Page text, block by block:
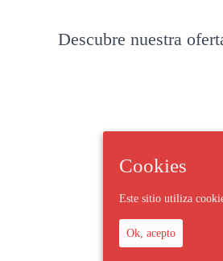
Descubre nuestra
Cookies
Este sitio utiliza
Ok, acepto